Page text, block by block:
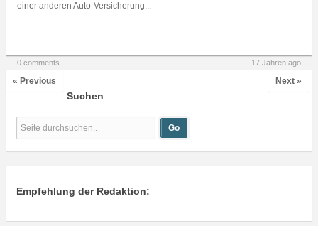
einer anderen Auto-Versicherung...
0 comments 17 Jahren ago
« Previous Next »
Suchen
Empfehlung der Redaktion: